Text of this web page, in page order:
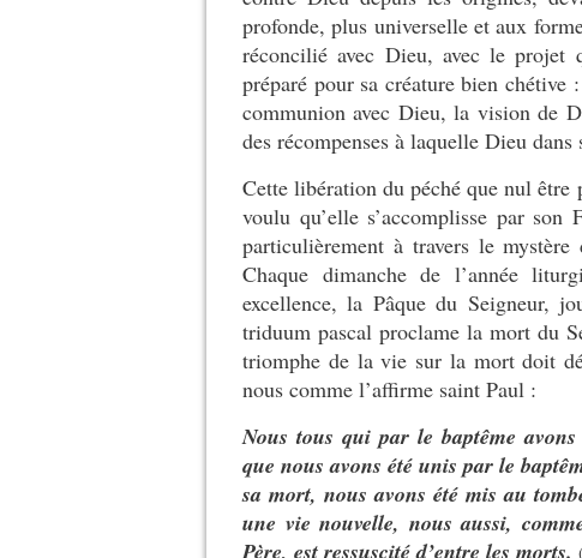
profonde, plus universelle et aux
réconcilié avec Dieu, avec le projet
préparé pour sa créature bien
communion avec Dieu, la vision de
des récompenses à laquelle Dieu dans
Cette libération du péché que nul
voulu qu’elle s’accomplisse par
particulièrement à travers le
Chaque dimanche de l’année
excellence, la Pâque du Seigneur,
triduum pascal proclame la mort du
triomphe de la vie sur la mort doit
nous comme l’affirme saint Paul :
Nous tous qui par le baptême
que nous avons été unis par le
sa mort, nous avons été mis au
une vie nouvelle, nous aussi,
Père, est ressuscité d’entre les morts.